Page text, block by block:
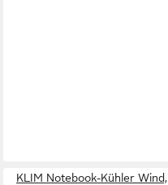
KLIM Notebook-Kühler Wind,